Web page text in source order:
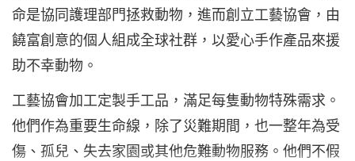
命是協同護理部門拯救動物，進而創立工藝協會，由
饒富創意的個人組成全球社群，以愛心手作產品來援
助不幸動物。
工藝協會加工定製手工品，滿足每隻動物特殊需求。
他們作為重要生命線，除了災難期間，也一整年為受
傷、孤兒、失去家園或其他危難動物服務。他們不假